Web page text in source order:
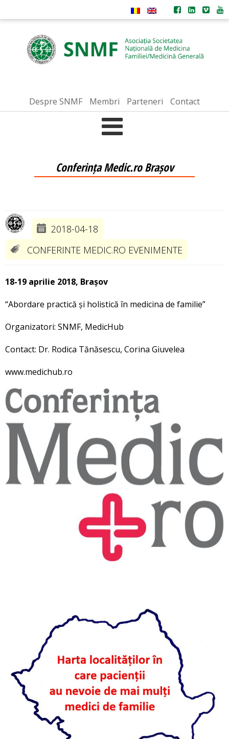
Despre SNMF Membri Parteneri Contact
Conferința Medic.ro Brașov
2018-04-18
CONFERINTE MEDIC.RO EVENIMENTE
18-19 aprilie 2018, Brașov
“Abordare practică și holistică în medicina de familie”
Organizatori: SNMF, MedicHub
Contact: Dr. Rodica Tănăsescu, Corina Giuvelea
www.medichub.ro